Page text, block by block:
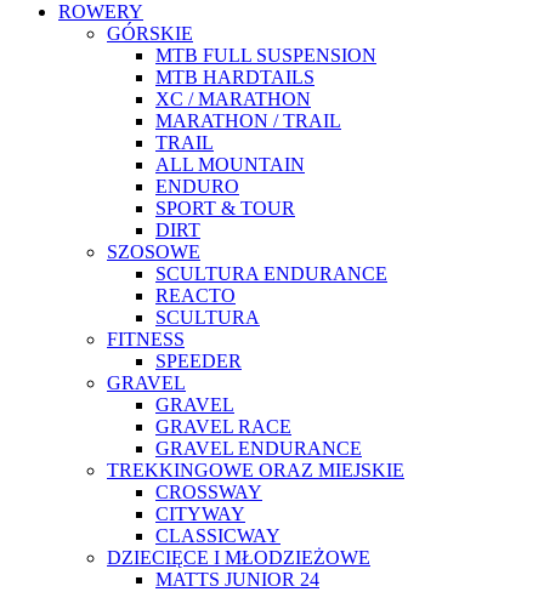
ROWERY
GÓRSKIE
MTB FULL SUSPENSION
MTB HARDTAILS
XC / MARATHON
MARATHON / TRAIL
TRAIL
ALL MOUNTAIN
ENDURO
SPORT & TOUR
DIRT
SZOSOWE
SCULTURA ENDURANCE
REACTO
SCULTURA
FITNESS
SPEEDER
GRAVEL
GRAVEL
GRAVEL RACE
GRAVEL ENDURANCE
TREKKINGOWE ORAZ MIEJSKIE
CROSSWAY
CITYWAY
CLASSICWAY
DZIECIĘCE I MŁODZIEŻOWE
MATTS JUNIOR 24